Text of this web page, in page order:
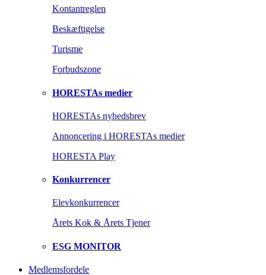
Kontantreglen
Beskæftigelse
Turisme
Forbudszone
HORESTAs medier
HORESTAs nyhedsbrev
Annoncering i HORESTAs medier
HORESTA Play
Konkurrencer
Elevkonkurrencer
Årets Kok & Årets Tjener
ESG MONITOR
Medlemsfordele